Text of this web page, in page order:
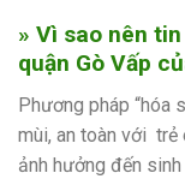
» Vì sao nên
quận Gò Vấp
Phương pháp “hóa
mùi, an toàn với trẻ
ảnh hưởng đến